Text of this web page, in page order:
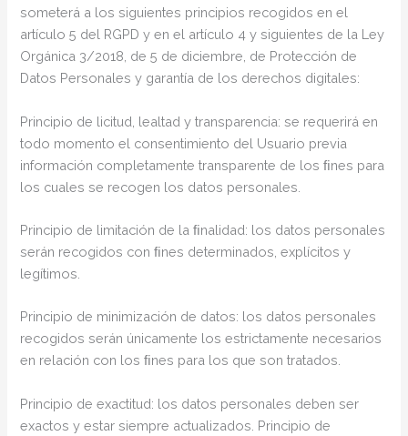
someterá a los siguientes principios recogidos en el
artículo 5 del RGPD y en el artículo 4 y siguientes de la Ley
Orgánica 3/2018, de 5 de diciembre, de Protección de
Datos Personales y garantía de los derechos digitales:
Principio de licitud, lealtad y transparencia: se requerirá en
todo momento el consentimiento del Usuario previa
información completamente transparente de los ﬁnes para
los cuales se recogen los datos personales.
Principio de limitación de la ﬁnalidad: los datos personales
serán recogidos con ﬁnes determinados, explícitos y
legítimos.
Principio de minimización de datos: los datos personales
recogidos serán únicamente los estrictamente necesarios
en relación con los ﬁnes para los que son tratados.
Principio de exactitud: los datos personales deben ser
exactos y estar siempre actualizados. Principio de